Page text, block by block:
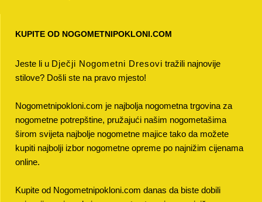
KUPITE OD NOGOMETNIPOKLONI.COM
Jeste li u Dječji Nogometni Dresovi tražili najnovije
stilove? Došli ste na pravo mjesto!
Nogometnipokloni.com je najbolja nogometna trgovina za
nogometne potrepštine, pružajući našim nogometašima
širom svijeta najbolje nogometne majice tako da možete
kupiti najbolji izbor nogometne opreme po najnižim cijenama
online.
Kupite od Nogometnipokloni.com danas da biste dobili